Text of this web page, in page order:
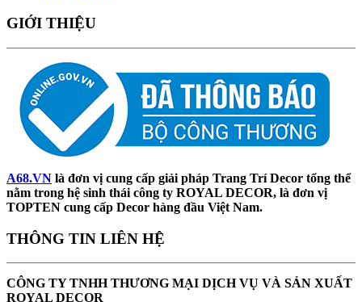
GIỚI THIỆU
A68.VN là đơn vị cung cấp giải pháp Trang Trí Decor tổng thể
nằm trong hệ sinh thái công ty ROYAL DECOR, là đơn vị
TOPTEN cung cấp Decor hàng đầu Việt Nam.
THÔNG TIN LIÊN HỆ
CÔNG TY TNHH THƯƠNG MẠI DỊCH VỤ VÀ SẢN XUẤT
ROYAL DECOR